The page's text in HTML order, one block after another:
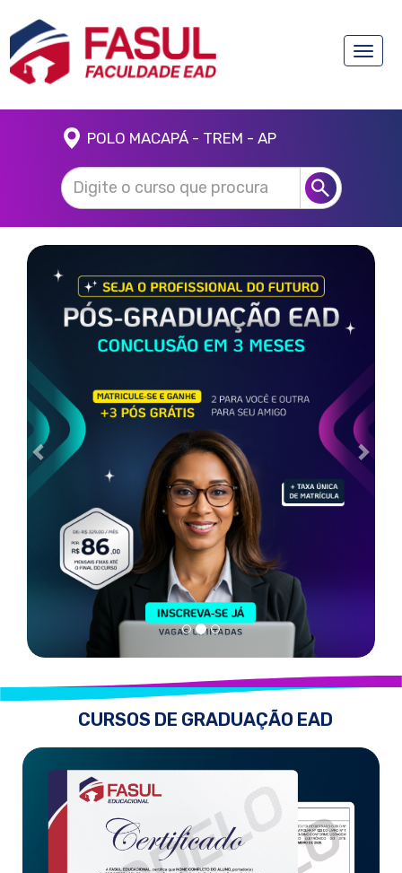
Toggle
POLO MACAPÁ - TREM - AP
CURSOS DE GRADUAÇÃO EAD